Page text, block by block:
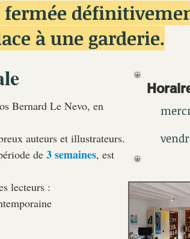
fermée
à une garderie.
Bernard Le Nevo, en
auteurs et illustrateurs.
de 3 semaines, est
lecteurs :